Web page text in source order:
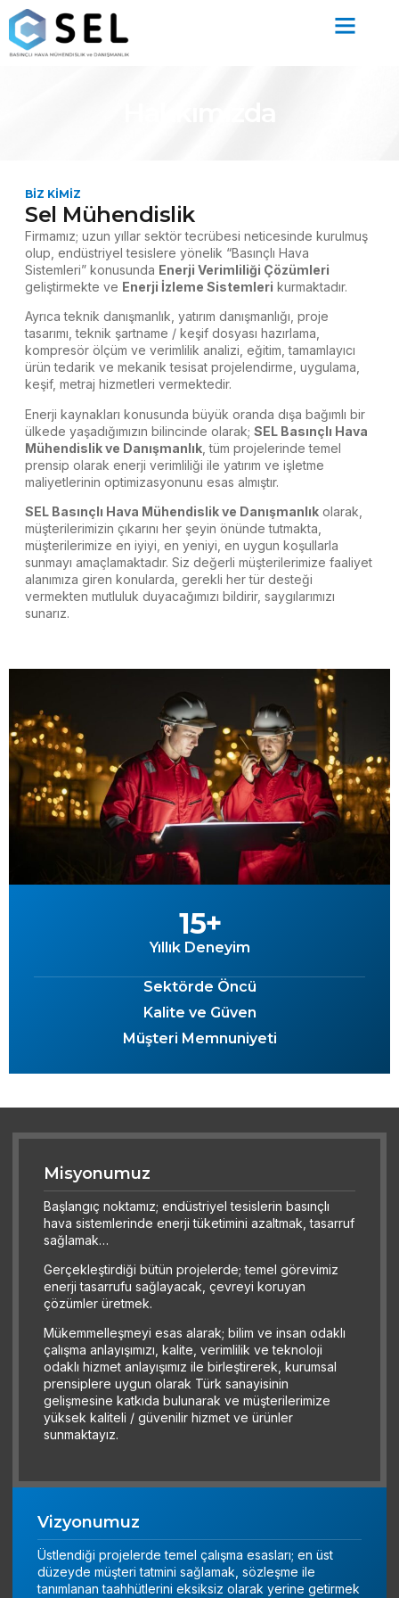
BIZ KIMIZ
Sel Mühendislik
Firmamız; uzun yıllar sektör tecrübesi neticesinde kurulmuş
olup, endüstriyel tesislere yönelik “Basınçlı Hava
Sistemleri” konusunda Enerji Verimliliği Çözümleri
geliştirmekte ve Enerji İzleme Sistemleri kurmaktadır.
Ayrıca teknik danışmanlık, yatırım danışmanlığı, proje
tasarımı, teknik şartname / keşif dosyası hazırlama,
kompresör ölçüm ve verimlilik analizi, eğitim, tamamlayıcı
ürün tedarik ve mekanik tesisat projelendirme, uygulama,
keşif, metraj hizmetleri vermektedir.
Enerji kaynakları konusunda büyük oranda dışa bağımlı bir
ülkede yaşadığımızın bilincinde olarak; SEL Basınçlı Hava
Mühendislik ve Danışmanlık , tüm projelerinde temel
prensip olarak enerji verimliliği ile yatırım ve işletme
maliyetlerinin optimizasyonunu esas almıştır.
SEL Basınçlı Hava Mühendislik ve Danışmanlık olarak,
müşterilerimizin çıkarını her şeyin önünde tutmakta,
müşterilerimize en iyiyi, en yeniyi, en uygun koşullarla
sunmayı amaçlamaktadır. Siz değerli müşterilerimize faaliyet
alanımıza giren konularda, gerekli her tür desteği
vermekten mutluluk duyacağımızı bildirir, saygılarımızı
sunarız.
Yıllık Deneyim
15+
Sektörde Öncü
Kalite ve Güven
Müşteri Memnuniyeti
Misyonumuz
Başlangıç noktamız; endüstriyel tesislerin basınçlı
hava sistemlerinde enerjitüketimini azaltmak,tasarruf
sağlamak…
Gerçekleştirdiği bütün projelerde; temel görevimiz
enerji tasarrufu sağlayacak, çevreyi koruyan
çözümler üretmek.
Mükemmelleşmeyi esas alarak; bilim ve insan odaklı
çalışma anlayışımızı, kalite, verimlilik ve teknoloji
odaklı hizmet anlayışımız ile birleştirerek, kurumsal
prensiplere uygun olarak Türk sanayisinin
gelişmesine katkıda bulunarak ve müşterilerimize
yüksek kaliteli / güvenilir hizmet ve ürünler
sunmaktayız.
Vizyonumuz
Üstlendiği projelerde temel çalışma esasları; en üst
düzeyde müşteri tatmini sağlamak, sözleşme ile
tanımlanan taahhütlerini eksiksiz olarak yerine getirmek